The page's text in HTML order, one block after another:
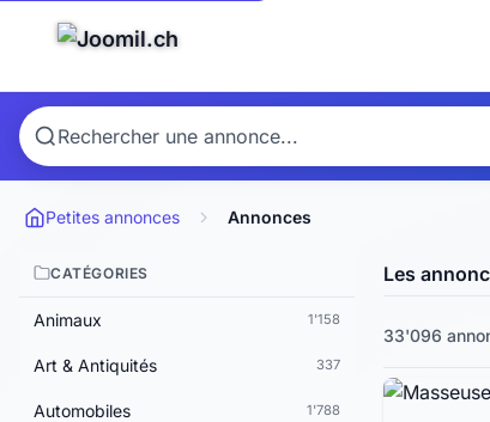
Petites annonces Annonces
CATÉGORIES
Animaux 1'158
Art & Antiquités 337
Automobiles 1'788
Les
33'096